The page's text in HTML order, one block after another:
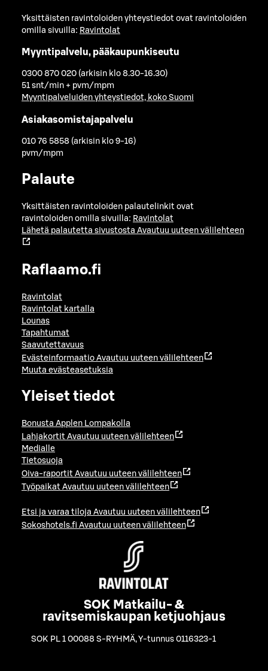
Yksittäisten ravintoloiden yhteystiedot ovat ravintoloiden
omilla sivuilla: Ravintolat
Myyntipalvelu, pääkaupunkiseutu
0300 870 020 (arkisin klo 8.30-16.30)
51 snt/min + pvm/mpm
Myyntipalveluiden yhteystiedot, koko Suomi
Asiakasomistajapalvelu
010 76 5858 (arkisin klo 9-16)
pvm/mpm
Palaute
Yksittäisten ravintoloiden palautelinkit ovat
ravintoloiden omilla sivuilla: Ravintolat
Lähetä palautetta sivustosta Avautuu uuteen välilehteen
Raflaamo.fi
Ravintolat
Ravintolat kartalla
Lounas
Tapahtumat
Saavutettavuus
Evästeinformaatio Avautuu uuteen välilehteen
Muuta evästeasetuksia
Yleiset tiedot
Bonusta Applen Lompakolla
Lahjakortit Avautuu uuteen välilehteen
Medialle
Tietosuoja
Oiva-raportit Avautuu uuteen välilehteen
Työpaikat Avautuu uuteen välilehteen
Etsi ja varaa tiloja Avautuu uuteen välilehteen
Sokoshotels.fi Avautuu uuteen välilehteen
SOK Matkailu- &
ravitsemiskaupan ketjuohjaus
SOK PL 1 00088 S-RYHMÄ,Y-tunnus 0116323-1